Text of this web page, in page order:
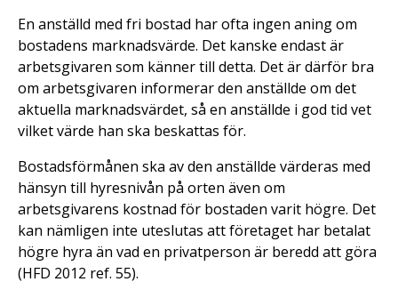
En anställd med fri bostad har ofta ingen aning om
bostadens marknadsvärde. Det kanske endast är
arbetsgivaren som känner till detta. Det är därför bra
om arbetsgivaren informerar den anställde om det
aktuella marknadsvärdet, så en anställde i god tid vet
vilket värde han ska beskattas för.
Bostadsförmånen ska av den anställde värderas med
hänsyn till hyresnivån på orten även om
arbetsgivarens kostnad för bostaden varit högre. Det
kan nämligen inte uteslutas att företaget har betalat
högre hyra än vad en privatperson är beredd att göra
(HFD 2012 ref. 55).